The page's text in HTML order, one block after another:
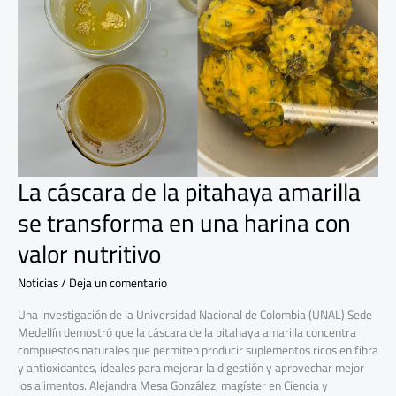
La cáscara de la pitahaya amarilla
se transforma en una harina con
valor nutritivo
Noticias/Deja un comentario
Una investigación de la Universidad Nacional de Colombia (UNAL) Sede
Medellín demostró que la cáscara de la pitahaya amarilla concentra
compuestos naturales que permiten producir suplementos ricos en fibra
y antioxidantes, ideales para mejorar la digestión y aprovechar mejor
los alimentos. Alejandra Mesa González, magíster en Ciencia y
pitahaya
amarilla
nutritivo